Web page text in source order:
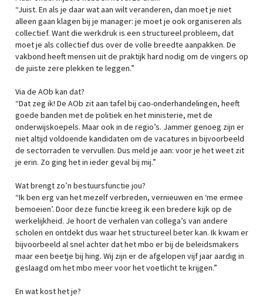
“Juist. En als je daar wat aan wilt veranderen, dan moet je niet
alleen gaan klagen bij je manager: je moet je ook organiseren als
collectief. Want die werkdruk is een structureel probleem, dat
moet je als collectief dus over de volle breedte aanpakken. De
vakbond heeft mensen uit de praktijk hard nodig om de vingers op
de juiste zere plekken te leggen.”
Via de AOb kan dat?
“Dat zeg ik! De AOb zit aan tafel bij cao-onderhandelingen, heeft
goede banden met de politiek en het ministerie, met de
onderwijskoepels. Maar ook in de regio’s. Jammer genoeg zijn er
niet altijd voldoende kandidaten om de vacatures in bijvoorbeeld
de sectorraden te vervullen. Dus meld je aan: voor je het weet zit
je erin. Zo ging het in ieder geval bij mij.”
Wat brengt zo’n bestuursfunctie jou?
“Ik ben erg van het mezelf verbreden, vernieuwen en ‘me ermee
bemoeien’. Door deze functie kreeg ik een bredere kijk op de
werkelijkheid. Je hoort de verhalen van collega’s van andere
scholen en ontdekt dus waar het structureel beter kan. Ik kwam er
bijvoorbeeld al snel achter dat het mbo er bij de beleidsmakers
maar een beetje bij hing. Wij zijn er de afgelopen vijf jaar aardig in
geslaagd om het mbo meer voor het voetlicht te krijgen.”
En wat kost het je?